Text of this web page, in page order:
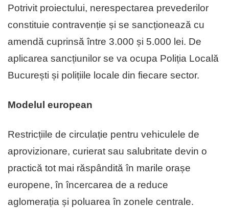
Potrivit proiectului, nerespectarea prevederilor
constituie contravenție și se sancționează cu
amendă cuprinsă între 3.000 și 5.000 lei. De
aplicarea sancțiunilor se va ocupa Poliția Locală
București și polițiile locale din fiecare sector.
Modelul european
Restricțiile de circulație pentru vehiculele de
aprovizionare, curierat sau salubritate devin o
practică tot mai răspândită în marile orașe
europene, în încercarea de a reduce
aglomerația și poluarea în zonele centrale.